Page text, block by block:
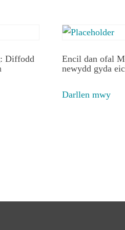
Diffodd
Encil dan ofal
newydd gyda
Darllen mwy